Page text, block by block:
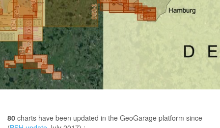
80 charts have been updated in the GeoGarage platform since